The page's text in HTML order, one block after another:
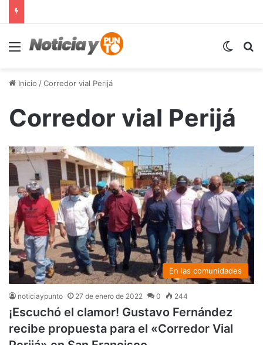
Menú
Inicio /Corredor vial Perijá
Corredor vial Perijá
En las comunidades
noticiaypunto 27 de enero de 2022 0 244
¡Escuchó el clamor! Gustavo Fernández
recibe propuesta para el «Corredor Vial